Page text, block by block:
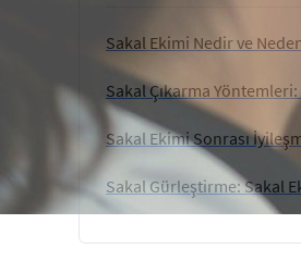
Sakal Ekimi Nedir ve
Sakal Çıkarma
Sakal Ekimi Sonrası
Sakal Gürleştirme: Sakal